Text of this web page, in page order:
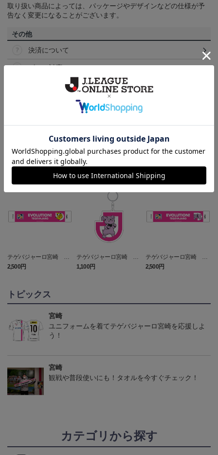
取り扱い商品によっては、パッケージやデザインなどの仕様が予
告なく変更になることがございます。
その他
決済について
ギフト対応について
ヘルプページ
ランキング
テゲバジャーロ宮崎 ピ
カチュウ タオルマフラー
2,500円
テゲバジャーロ宮崎 グ
ランブル キーホルダー
1,100円
テゲバジャーロ宮崎 グ
ランブル タオルマフラー
2,500円
トピックス
宮崎
ユニフォームを着てテゲバジャーロ宮崎を応援しよ
う！
宮崎
観戦や普段使いにも！タオルを今すぐチェック！
カテゴリから探す